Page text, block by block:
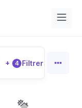
+ 4 Filtrer